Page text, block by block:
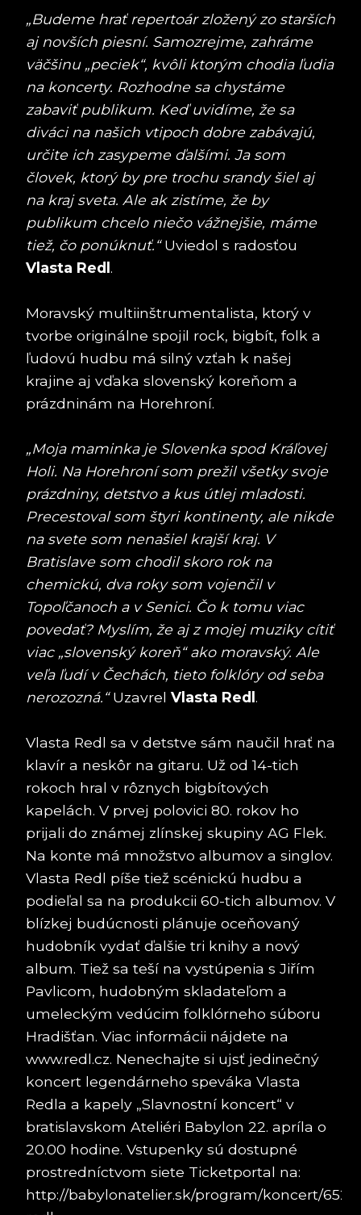
„Budeme hrať repertoár zložený zo starších
aj novších piesní. Samozrejme, zahráme
väčšinu „peciek“, kvôli ktorým chodia ľudia
na koncerty. Rozhodne sa chystáme
zabaviť publikum. Keď uvidíme, že sa
diváci na našich vtipoch dobre zabávajú,
určite ich zasypeme ďalšími. Ja som
človek, ktorý by pre trochu srandy šiel aj
na kraj sveta. Ale ak zistíme, že by
publikum chcelo niečo vážnejšie, máme
tiež, čo ponúknuť.“Uviedol s radosťou
Vlasta Redl .
Moravský multiinštrumentalista, ktorý v
tvorbe originálne spojil rock, bigbít, folk a
ľudovú hudbu má silný vzťah k našej
krajine aj vďaka slovenský koreňom a
prázdninám na Horehroní.
„Moja maminka je Slovenka spod Kráľovej
Holi. Na Horehroní som prežil všetky svoje
prázdniny, detstvo a kus útlej mladosti.
Precestoval som štyri kontinenty, ale nikde
na svete som nenašiel krajší kraj. V
Bratislave som chodil skoro rok na
chemickú, dva roky som vojenčil v
Topoľčanoch a v Senici. Čo k tomu viac
povedať? Myslím, že aj z mojej muziky cítiť
viac „slovenský koreň“ ako moravský. Ale
veľa ľudí v Čechách, tieto folklóry od seba
nerozozná.“Uzavrel Vlasta Redl .
Vlasta Redl sa v detstve sám naučil hrať na
klavír a neskôr na gitaru. Už od 14-tich
rokoch hral v rôznych bigbítových
kapelách. V prvej polovici 80. rokov ho
prijali do známej zlínskej skupiny AG Flek.
Na konte má množstvo albumov a singlov.
Vlasta Redl píše tiež scénickú hudbu a
podieľal sa na produkcii 60-tich albumov. V
blízkej budúcnosti plánuje oceňovaný
hudobník vydať ďalšie tri knihy a nový
album. Tiež sa teší na vystúpenia s Jiřím
Pavlicom, hudobným skladateľom a
umeleckým vedúcim folklórneho súboru
Hradišťan. Viac informácii nájdete na
www.redl.cz. Nenechajte si ujsť jedinečný
koncert legendárneho speváka Vlasta
Redla a kapely „Slavnostní koncert“ v
bratislavskom Ateliéri Babylon 22. apríla o
20.00 hodine. Vstupenky sú dostupné
prostredníctvom siete Ticketportal na:
http://babylonatelier.sk/program/koncert/652-